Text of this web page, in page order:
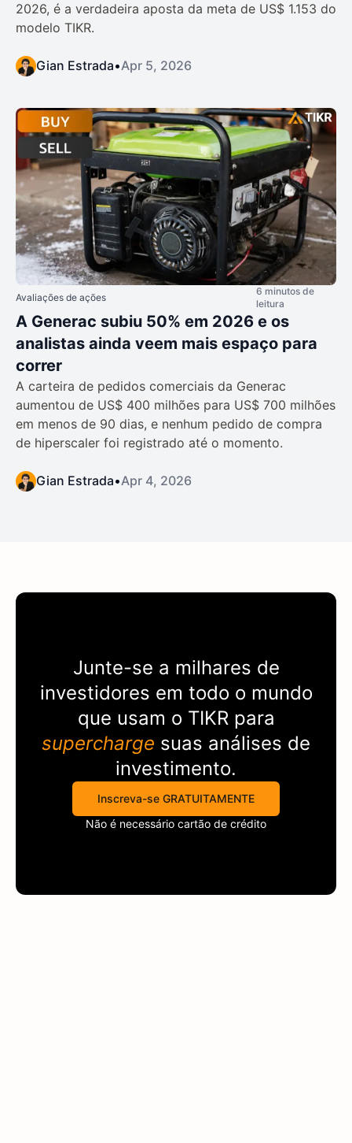
2026, é a verdadeira aposta da meta de US$ 1.153 do
modelo TIKR.
Gian Estrada•Apr 5, 2026
Avaliações de ações
6 minutos de
leitura
A Generac subiu 50% em 2026 e os
analistas ainda veem mais espaço para
correr
A carteira de pedidos comerciais da Generac
aumentou de US$ 400 milhões para US$ 700 milhões
em menos de 90 dias, e nenhum pedido de compra
de hiperscaler foi registrado até o momento.
Gian Estrada•Apr 4, 2026
Junte-se a milhares de
investidores em todo o mundo
que usam o TIKRpara
supercharge suas análises de
investimento.
Inscreva-se GRATUITAMENTE
Não é necessário cartão de crédito